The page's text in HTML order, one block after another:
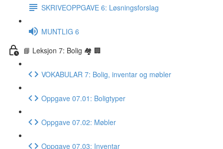
SKRIVEOPPGAVE 6: Løsningsforslag
MUNTLIG 6
📘 Leksjon 7: Bolig 🏘 🏢
VOKABULAR 7: Bolig, inventar og møbler
Oppgave 07.01: Boligtyper
Oppgave 07.02: Møbler
Oppgave 07.03: Inventar